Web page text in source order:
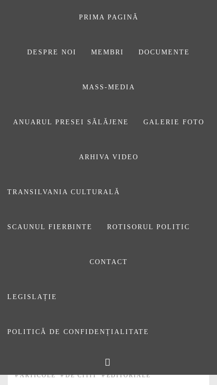
PRIMA PAGINĂ
DESPRE NOI MEMBRI DOCUMENTE
MASS-MEDIA
ANUARUL PRESEI SĂLĂJENE GALERIE FOTO
ARHIVA VIDEO
TRANSILVANIA CULTURALĂ
SCAUNUL FIERBINTE ROTISORUL POLITIC
CONTACT
LEGISLAȚIE
POLITICĂ DE CONFIDENȚIALITATE
ASOCIAŢIA
DIN SĂLAJ
Pentru că unii dintre noi
Prima pagină
Mai aflu că românii nu mai au încredere în presă. De ce oare? Pentru că
#ARTICOLE #DE CITIT #EDITORIALE